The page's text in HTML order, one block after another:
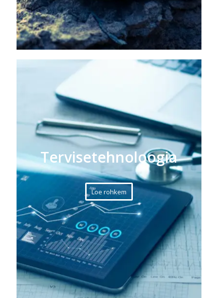
Tervisetehnoloogia
Loe rohkem